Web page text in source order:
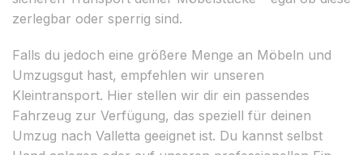
zerlegbar oder sperrig sind.
Falls du jedoch eine größere Menge an Möbeln und
Umzugsgut hast, empfehlen wir unseren
Kleintransport. Hier stellen wir dir ein passendes
Fahrzeug zur Verfügung, das speziell für deinen
Umzug nach Valletta geeignet ist. Du kannst selbst